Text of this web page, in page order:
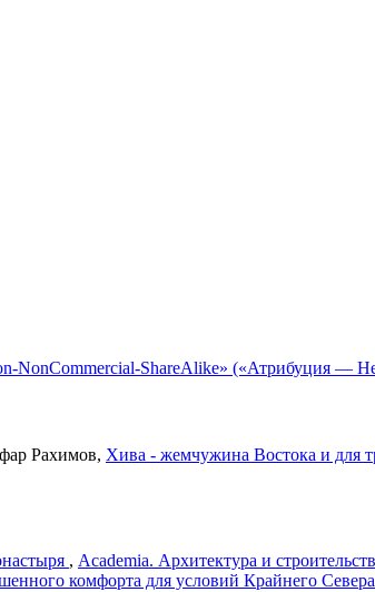
NonCommercial-ShareAlike» («Атрибуция —
Рахимов, Хива - жемчужина Востока и для
, Academia. Архитектура и
комфорта для условий Крайнего Севера